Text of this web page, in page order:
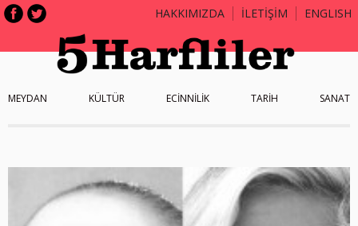
HAKKIMIZDA İLETİŞİM ENGLISH
MEYDAN KÜLTÜR ECİNNİLİK TARİH SANAT